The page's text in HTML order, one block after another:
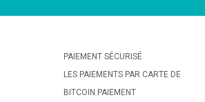
PAIEMENT SÉCURISÉ
LES PAIEMENTS PAR CARTE DE
BITCOIN PAIEMENT